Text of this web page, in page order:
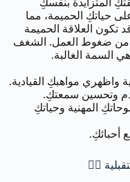
حياتكِ الحميمة، مما
تكون العلاقة الحميمة
من ضغوط العمل. الشغف
السمة الغالبة.
واظهري مواهبكِ القيادية.
وتحسين سمعتكِ.
المهنية وحياتكِ
أحبائكِ.